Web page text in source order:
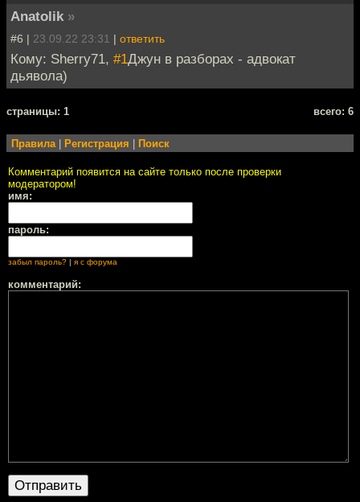
Anatolik »
#6 | 23.09.22 23:31 | ответить
Кому: Sherry71, #1Джун в разборах - адвокат
дьявола)
cтраницы: 1 всего: 6
Правила Регистрация Поиск
Комментарий появится на сайте только после проверки
модератором!
имя:
пароль:
забыл пароль? | я с форума
комментарий: